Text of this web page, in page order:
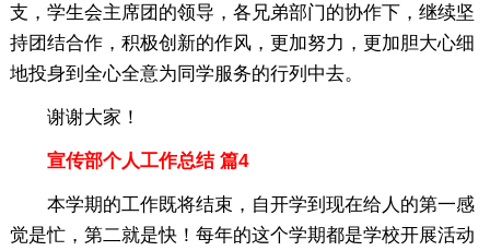
支，学生会主席团的领导，各兄弟部门的协作下，继续坚
持团结合作，积极创新的作风，更加努力，更加胆大心细
地投身到全心全意为同学服务的行列中去。
谢谢大家！
宣传部个人工作总结 篇4
本学期的工作既将结束，自开学到现在给人的第一感
觉是忙，第二就是快！每年的这个学期都是学校开展活动